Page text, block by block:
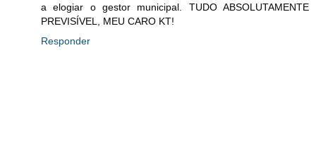
a elogiar o gestor municipal. TUDO ABSOLUTAMENTE
PREVISÍVEL, MEU CARO KT!
Responder